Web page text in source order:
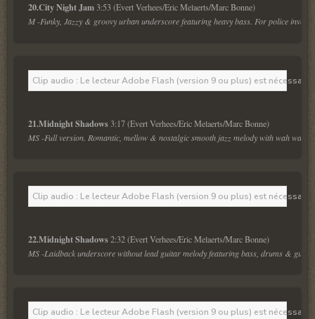
20.City Night Jam
3:53 (Evert Verhees/Eric Melaerts/Marc Bonne)
M -Funky, Jazzy & groovy urban underscore featuring heavy bass. For police
Clip audio : Le lecteur Adobe Flash (version 9 ou plus) est
21.Midnight Shadows
3:17 (Evert Verhees/Eric Melaerts/Marc Bonne)
MS -Full version. Romantic, mellow & nostalgic smooth jazz melody with wah wah
Clip audio : Le lecteur Adobe Flash (version 9 ou plus) est
22.Midnight Shadows
2:32 (Evert Verhees/Eric Melaerts/Marc Bonne)
MS -Laidback underscore without lead guitar melody featuring bass, drums &
Clip audio : Le lecteur Adobe Flash (version 9 ou plus) est